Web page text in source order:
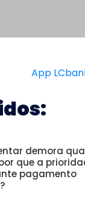
demora
que a
pagamento